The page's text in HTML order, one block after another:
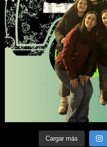
Cargar más